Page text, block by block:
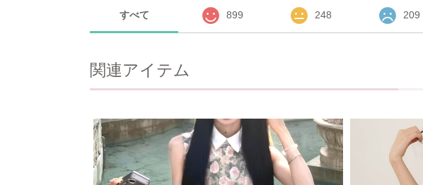
すべて 899 248 209
関連アイテム